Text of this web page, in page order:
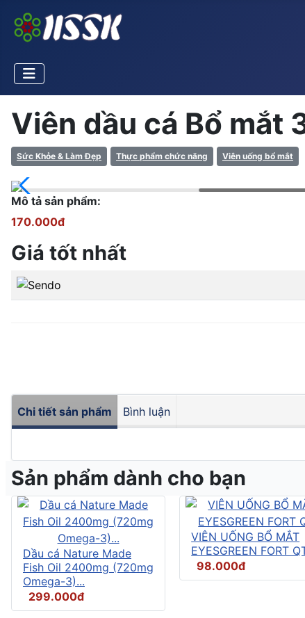
Viên dầu cá Bổ mắt
Sức Khỏe & Làm Đẹp Thực phẩm chức năng Viên uống bổ mắt
Mô tả sản phẩm:
170.000đ
Giá tốt nhất
Chi tiết sản phẩm Bình luận
Sản phẩm dành cho bạn
Dầu cá Nature Made
Fish Oil 2400mg (720mg
Omega-3)...
299.000đ
VIÊN UỐNG BỔ MẮT
EYESGREEN FORT
98.000đ